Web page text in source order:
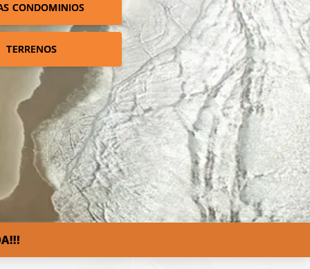
CONDOMINIOS
TERRENOS